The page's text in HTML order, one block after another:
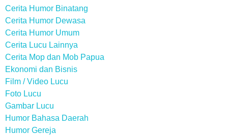
Cerita Humor Binatang
Cerita Humor Dewasa
Cerita Humor Umum
Cerita Lucu Lainnya
Cerita Mop dan Mob Papua
Ekonomi dan Bisnis
Film / Video Lucu
Foto Lucu
Gambar Lucu
Humor Bahasa Daerah
Humor Gereja